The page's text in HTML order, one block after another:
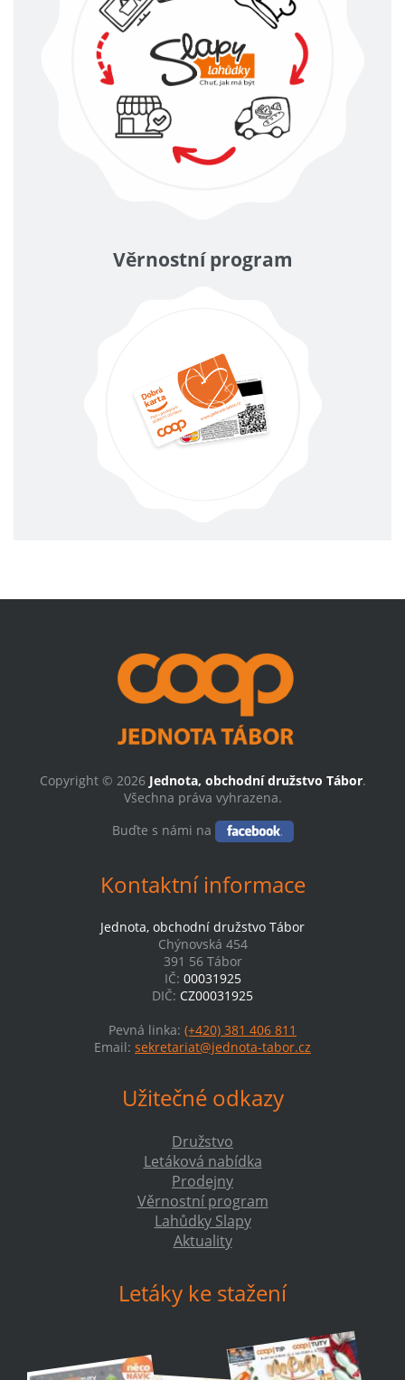
Věrnostní program
Copyright © 2026 Jednota, obchodní družstvo Tábor.
Všechna práva vyhrazena.
Buďte s námi na
Kontaktní informace
Jednota, obchodní družstvo Tábor
Chýnovská 454
391 56 Tábor
IČ: 00031925
DIČ: CZ00031925
Pevná linka: (+420) 381 406 811
Email: sekretariat@jednota-tabor.cz
Užitečné odkazy
Družstvo
Letáková nabídka
Prodejny
Věrnostní program
Lahůdky Slapy
Aktuality
Letáky ke stažení